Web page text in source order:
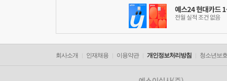
회사소개 인재채용 이용약관 개인정보처리방침 청소년보